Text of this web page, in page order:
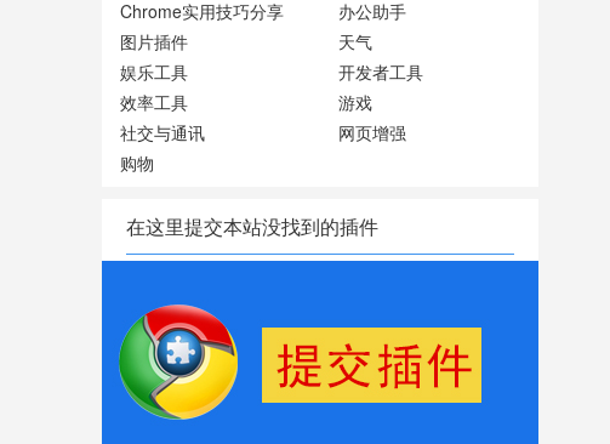
Chrome实用技巧分享
办公助手
图片插件
天气
娱乐工具
开发者工具
效率工具
游戏
社交与通讯
网页增强
购物
在这里提交本站没找到的插件